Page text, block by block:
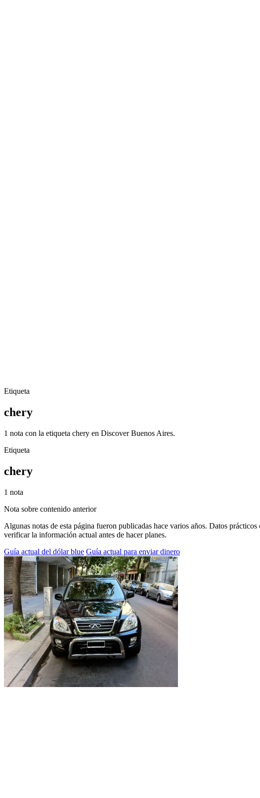
Etiqueta
chery
1 nota con la etiqueta chery en Discover Buenos Aires.
Etiqueta
chery
1 nota
Nota sobre contenido anterior
Algunas notas de esta página fueron publicadas hace varios años. Datos
verificar la información actual antes de hacer planes.
Guía actual del dólar blue Guía actual para enviar dinero